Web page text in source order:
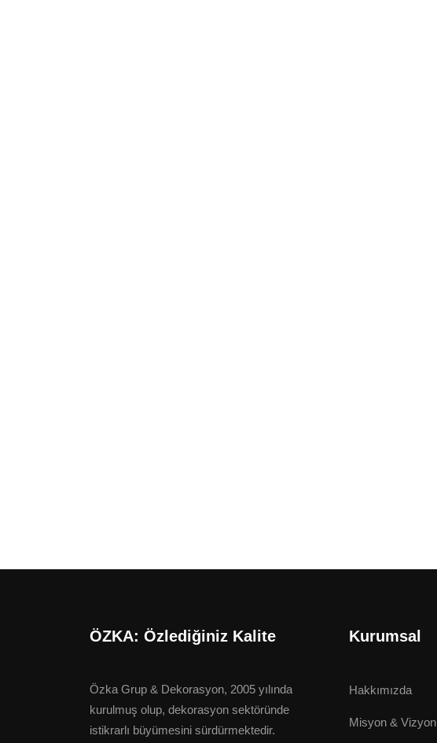
ÖZKA: Özlediğiniz Kalite
Özka Grup & Dekorasyon, 2005 yılında
kurulmuş olup, dekorasyon sektöründe
istikrarlı büyümesini sürdürmektedir.
Kurumsal
Hakkımızda
Misyon & Vizyon